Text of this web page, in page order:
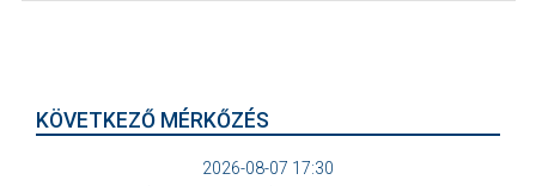
KÖVETKEZŐ MÉRKŐZÉS
2026-08-07 17:30